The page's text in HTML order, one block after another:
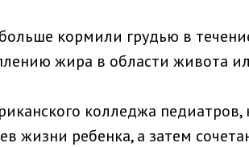
кормили грудью в
жира в области живота
колледжа
жизни ребенка, а затем